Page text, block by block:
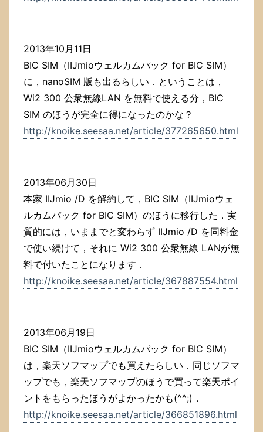
2013年10月11日
BIC SIM（IIJmioウェルカムパック for BIC SIM）
に，nanoSIM 版も出るらしい．ということは，
Wi2 300 公衆無線LAN を無料で使える分，BIC
SIM のほうが完全に得になったのかな？
http://knoike.seesaa.net/article/377265650.html
2013年06月30日
本家 IIJmio /D を解約して，BIC SIM（IIJmioウェ
ルカムパック for BIC SIM）のほうに移行した．実
質的には，いままでと変わらず IIJmio /D を同料金
で使い続けて，それに Wi2 300 公衆無線 LANが無
料で付いたことになります．
http://knoike.seesaa.net/article/367887554.html
2013年06月19日
BIC SIM（IIJmioウェルカムパック for BIC SIM）
は，楽天ソフマップでも買えたらしい．同じソフマ
ップでも，楽天ソフマップのほうで買って楽天ポイ
ントをもらったほうがよかったかも(^^;)．
http://knoike.seesaa.net/article/366851896.html